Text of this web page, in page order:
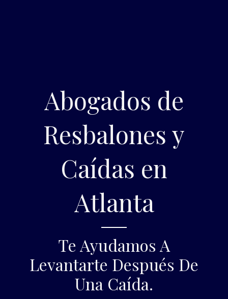
Abogados de
Resbalones y
Caídas en
Atlanta
Te Ayudamos A
Levantarte Después De
Una Caída.